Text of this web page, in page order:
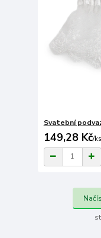
Svatební
149,28 Kč/ks